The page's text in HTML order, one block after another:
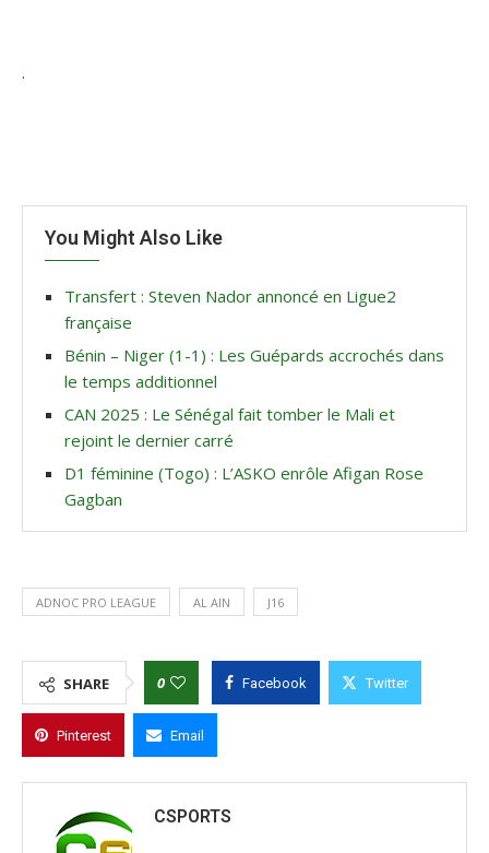
.
You Might Also Like
Transfert : Steven Nador annoncé en Ligue2
française
Bénin – Niger (1-1) : Les Guépards accrochés dans
le temps additionnel
CAN 2025 : Le Sénégal fait tomber le Mali et
rejoint le dernier carré
D1 féminine (Togo) : L’ASKO enrôle Afigan Rose
Gagban
ADNOC PRO LEAGUE AL AIN J16
SHARE 0 Facebook Twitter
Pinterest Email
CSPORTS